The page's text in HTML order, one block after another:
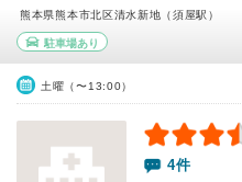
熊本県熊本市北区清水新地（須屋駅）
駐車場あり
土曜（〜13:00）
4件